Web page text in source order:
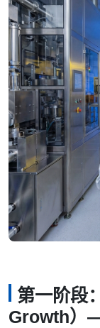
第一阶段
Growth）